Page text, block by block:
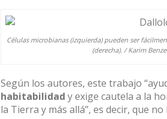
Células microbianas (izquierda) pueden ser
(derecha). / Karim
Según los autores, este trabajo
habitabilidad y exige cautela a la
la Tierra y más allá”, es decir, que